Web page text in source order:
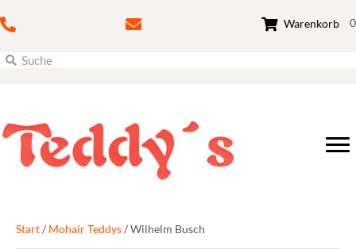
Warenkorb 0
Start/ Mohair Teddys/ Wilhelm Busch